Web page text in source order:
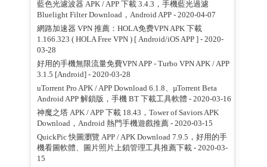
藍色光濾波器 APK / APP 下載 3.4.3，手機藍光過濾
Bluelight Filter Download，Android APP- 2020-04-07
網路加速器 VPN 推薦：HOLA免费VPN APK 下載
1.166.323 ( HOLA Free VPN ) [ Android/iOS APP ]- 2020-
03-28
好用的手機無限流量免費VPN APP - Turbo VPN APK / APP
3.1.5 [Android]- 2020-03-28
uTorrent Pro APK / APP Download 6.1.8、µTorrent Beta
Android APP 解鎖版，手機 BT 下載工具軟體 - 2020-03-16
神魔之塔 APK / APP 下載 18.43，Tower of Saviors APK
Download，Android 熱門手機遊戲推薦- 2020-03-15
QuickPic 快圖瀏覽 APP / APK Download 7.9.5，好用的手
機看圖軟體、圖片照片上鎖管理工具推薦下載- 2020-03-
15